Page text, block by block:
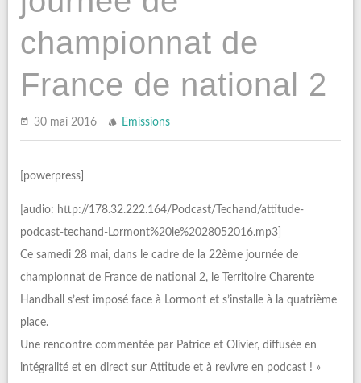
championnat de
France de national 2
30 mai 2016 Emissions
[powerpress]
[audio: http://178.32.222.164/Podcast/Techand/attitude-
podcast-techand-Lormont%20le%2028052016.mp3]
Ce samedi 28 mai, dans le cadre de la 22ème journée de
championnat de France de national 2, le Territoire Charente
Handball s’est imposé face à Lormont et s’installe à la quatrième
place.
Une rencontre commentée par Patrice et Olivier, diffusée en
intégralité et en direct sur Attitude et à revivre en podcast ! »